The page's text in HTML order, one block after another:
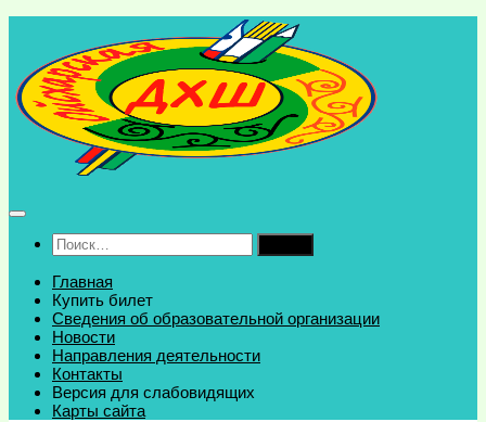
содержимому
Найти:
Главная
Купить билет
Сведения об образовательной организации
Новости
Направления деятельности
Контакты
Версия для слабовидящих
Карты сайта